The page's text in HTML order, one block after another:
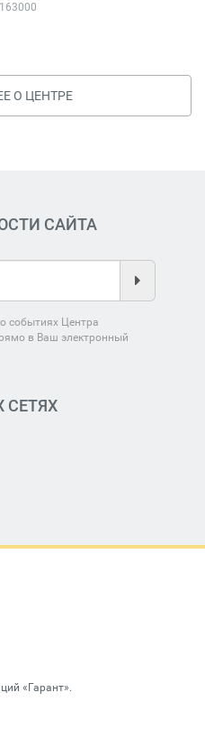
О ЦЕНТРЕ
САЙТА
событиях Центра
в Ваш электронный
СЕТЯХ
«Гарант».